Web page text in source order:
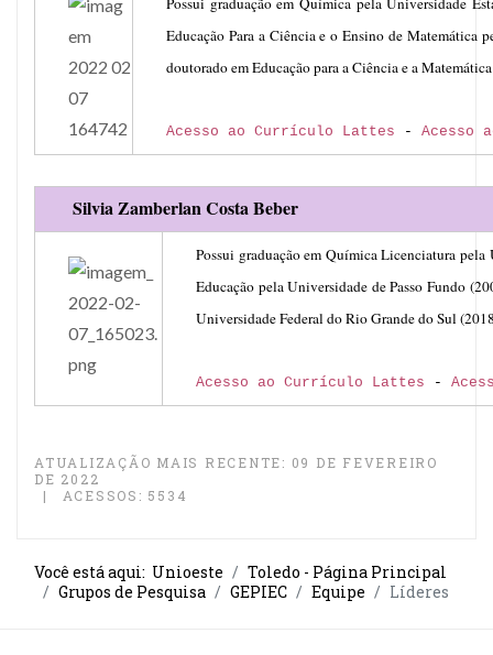
Educação Para a Ciência e o Ensino de Matemática
doutorado em Educação para a Ciência e a
Acesso ao Currículo Lattes - Acesso
Silvia Zamberlan Costa Beber
Possui graduação em Química Licenciatura
Educação pela Universidade de Passo Fundo
Universidade Federal do Rio Grande do Sul
Acesso ao Currículo Lattes -
ATUALIZAÇÃO MAIS RECENTE: 09 DE FEVEREIRO
DE 2022
ACESSOS: 5534
Você está aqui: Unioeste
Toledo - Página Principal
Grupos de Pesquisa
GEPIEC Equipe Líderes